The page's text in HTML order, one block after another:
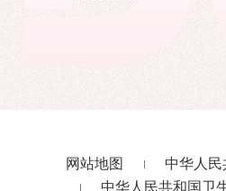
网站地图
中华人
中华人民共和国卫